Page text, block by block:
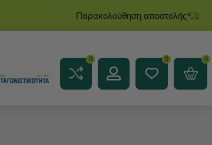
Παρακολούθηση αποστολής
0 0 0